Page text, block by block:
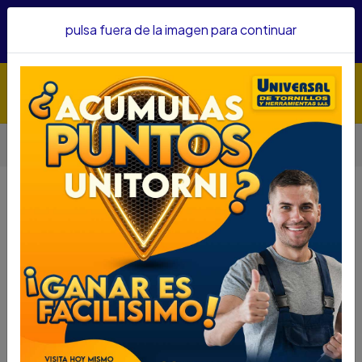
confianza&nbsp;Recibe un KIT PARRILLERO por compras
Inicio Adhesivos y Lubricantes
Otros
GRASA BEG LITIO AZUL LIBRA 1086
GRASA BEG LITIO AZUL LIBRA 1086
GRASA BEG LITIO AZUL LIBRA 1086
SKU : 62000095
pulsa fuera de la imagen para continuar